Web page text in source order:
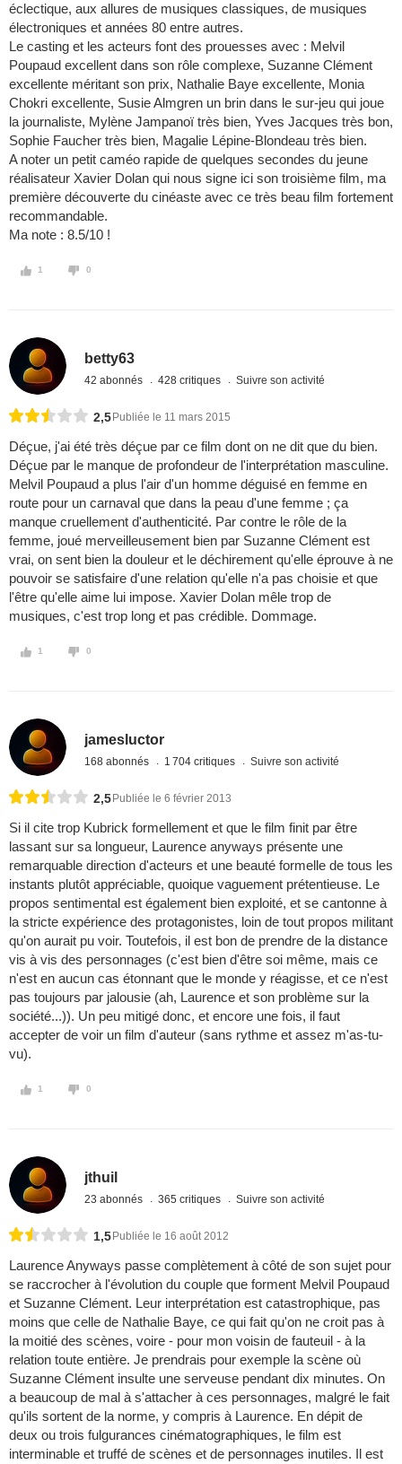
éclectique, aux allures de musiques classiques, de musiques
électroniques et années 80 entre autres.
Le casting et les acteurs font des prouesses avec : Melvil
Poupaud excellent dans son rôle complexe, Suzanne Clément
excellente méritant son prix, Nathalie Baye excellente, Monia
Chokri excellente, Susie Almgren un brin dans le sur-jeu qui joue
la journaliste, Mylène Jampanoï très bien, Yves Jacques très bon,
Sophie Faucher très bien, Magalie Lépine-Blondeau très bien.
A noter un petit caméo rapide de quelques secondes du jeune
réalisateur Xavier Dolan qui nous signe ici son troisième film, ma
première découverte du cinéaste avec ce très beau film fortement
recommandable.
Ma note : 8.5/10 !
1 0
betty63
42 abonnés 428 critiques Suivre son activité
2,5 Publiée le 11 mars 2015
Déçue, j'ai été très déçue par ce film dont on ne dit que du bien.
Déçue par le manque de profondeur de l'interprétation masculine.
Melvil Poupaud a plus l'air d'un homme déguisé en femme en
route pour un carnaval que dans la peau d'une femme ; ça
manque cruellement d'authenticité. Par contre le rôle de la
femme, joué merveilleusement bien par Suzanne Clément est
vrai, on sent bien la douleur et le déchirement qu'elle éprouve à ne
pouvoir se satisfaire d'une relation qu'elle n'a pas choisie et que
l'être qu'elle aime lui impose. Xavier Dolan mêle trop de
musiques, c'est trop long et pas crédible. Dommage.
1 0
jamesluctor
168 abonnés 1 704 critiques Suivre son activité
2,5 Publiée le 6 février 2013
Si il cite trop Kubrick formellement et que le film finit par être
lassant sur sa longueur, Laurence anyways présente une
remarquable direction d'acteurs et une beauté formelle de tous les
instants plutôt appréciable, quoique vaguement prétentieuse. Le
propos sentimental est également bien exploité, et se cantonne à
la stricte expérience des protagonistes, loin de tout propos militant
qu'on aurait pu voir. Toutefois, il est bon de prendre de la distance
vis à vis des personnages (c'est bien d'être soi même, mais ce
n'est en aucun cas étonnant que le monde y réagisse, et ce n'est
pas toujours par jalousie (ah, Laurence et son problème sur la
société...)). Un peu mitigé donc, et encore une fois, il faut
accepter de voir un film d'auteur (sans rythme et assez m'as-tu-
vu).
1 0
jthuil
23 abonnés 365 critiques Suivre son activité
1,5 Publiée le 16 août 2012
Laurence Anyways passe complètement à côté de son sujet pour
se raccrocher à l'évolution du couple que forment Melvil Poupaud
et Suzanne Clément. Leur interprétation est catastrophique, pas
moins que celle de Nathalie Baye, ce qui fait qu'on ne croit pas à
la moitié des scènes, voire - pour mon voisin de fauteuil - à la
relation toute entière. Je prendrais pour exemple la scène où
Suzanne Clément insulte une serveuse pendant dix minutes. On
a beaucoup de mal à s'attacher à ces personnages, malgré le fait
qu'ils sortent de la norme, y compris à Laurence. En dépit de
deux ou trois fulgurances cinématographiques, le film est
interminable et truffé de scènes et de personnages inutiles. Il est